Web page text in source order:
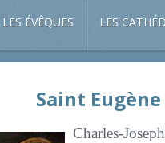
LES ÉVÊQUES LES
Saint
Charles-